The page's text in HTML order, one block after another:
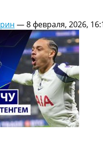
—8 февраля, 2026,